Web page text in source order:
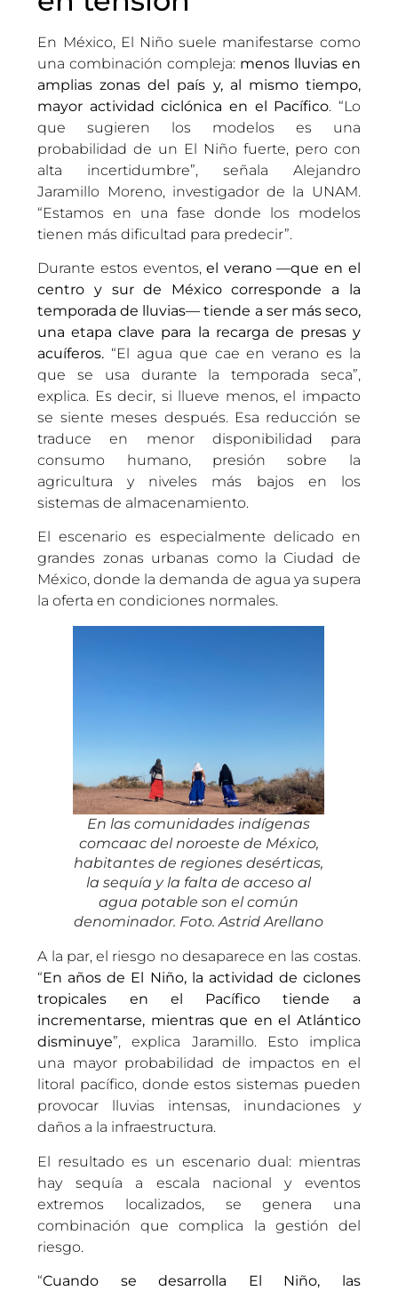
En México, El Niño suele manifestarse como
una combinación compleja: menos lluvias en
amplias zonas del país y, al mismo tiempo,
mayor actividad ciclónica en el Pacífico. “Lo
que sugieren los modelos es una
probabilidad de un El Niño fuerte, pero con
alta incertidumbre”, señala Alejandro
Jaramillo Moreno, investigador de la UNAM.
“Estamos en una fase donde los modelos
tienen más dificultad para predecir”.
Durante estos eventos,el verano —que en el
centro y sur de México corresponde a la
temporada de lluvias— tiende a ser más seco,
una etapa clave para la recarga de presas y
acuíferos. “El agua que cae en verano es la
que se usa durante la temporada seca”,
explica. Es decir, si llueve menos, el impacto
se siente meses después. Esa reducción se
traduce en menor disponibilidad para
consumo humano, presión sobre la
agricultura y niveles más bajos en los
sistemas de almacenamiento.
El escenario es especialmente delicado en
grandes zonas urbanas como la Ciudad de
México, donde la demanda de agua ya supera
la oferta en condiciones normales.
En las comunidades indígenas
comcaac del noroeste de México,
habitantes de regiones desérticas,
la sequía y la falta de acceso al
agua potable son el común
denominador. Foto. Astrid Arellano
A la par, el riesgo no desaparece en las costas.
“En años de El Niño,
la actividad de ciclones
tropicales en el Pacífico tiende a
incrementarse, mientras que en el Atlántico
disminuye”, explica Jaramillo. Esto implica
una mayor probabilidad de impactos en el
litoral pacífico, donde estos sistemas pueden
provocar lluvias intensas, inundaciones y
daños a la infraestructura.
El resultado es un escenario dual: mientras
hay sequía a escala nacional y eventos
extremos localizados, se genera una
combinación que complica la gestión del
riesgo.
“Cuando se desarrolla El Niño, las